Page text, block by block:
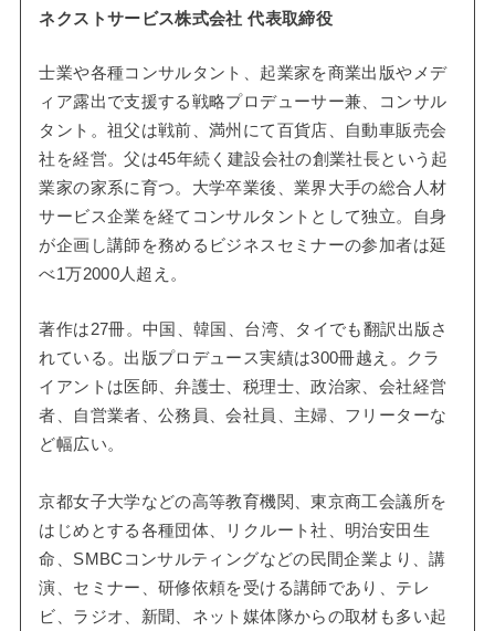
ネクストサービス株式会社 代表取締役
士業や各種コンサルタント、起業家を商業出版やメデ
ィア露出で支援する戦略プロデューサー兼、コンサル
タント。祖父は戦前、満州にて百貨店、自動車販売会
社を経営。父は45年続く建設会社の創業社長という起
業家の家系に育つ。大学卒業後、業界大手の総合人材
サービス企業を経てコンサルタントとして独立。自身
が企画し講師を務めるビジネスセミナーの参加者は延
べ1万2000人超え。
著作は27冊。中国、韓国、台湾、タイでも翻訳出版さ
れている。出版プロデュース実績は300冊越え。クラ
イアントは医師、弁護士、税理士、政治家、会社経営
者、自営業者、公務員、会社員、主婦、フリーターな
ど幅広い。
京都女子大学などの高等教育機関、東京商工会議所を
はじめとする各種団体、リクルート社、明治安田生
命、SMBCコンサルティングなどの民間企業より、講
演、セミナー、研修依頼を受ける講師であり、テレ
ビ、ラジオ、新聞、ネット媒体隊からの取材も多い起